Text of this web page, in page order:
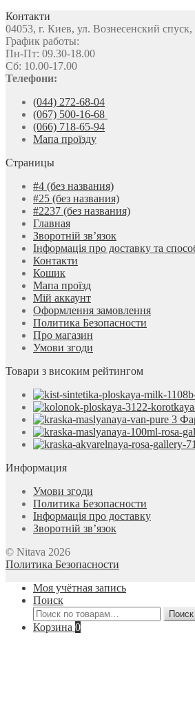
Контакти
04053, г. Киев, ул. Вознесенский спуск,
График работы:
Пн-Пт: 09.30-18.00
Сб: 10.00-17.00
Телефони:
(044) 272-68-04
(067) 500-16-68
(066) 718-65-94
Мапа проїзду
Страницы
#4 (без названия)
#25 (без названия)
#2237 (без названия)
Главная
Зворотній зв’язок
Інформація про доставку та
Контакти
Кошик
Мапа проїзд
Мій аккаунт
Оформлення замовлення
Политика Безопасности
Про магазин
Умови згоди
Товари з високим рейтингом
Информация
Умови згоди
Политика Безопасности
Інформація про доставку
Зворотній зв’язок
© Nitava 2026
Политика Безопасности
Моя учётная запись
Поиск
Искать:
Поиск
Корзина 0